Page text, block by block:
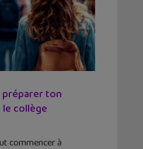
ton
collège
commencer à